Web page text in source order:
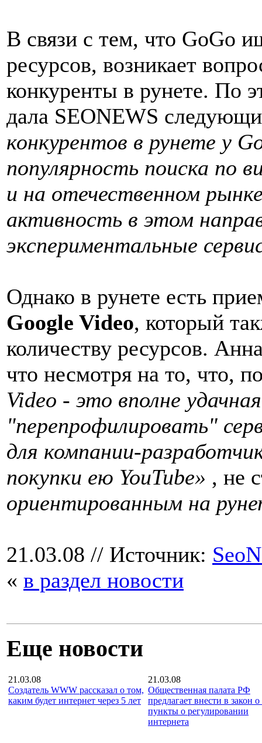
В связи с тем, что GoGo
ресурсов, возникает
конкуренты в рунете. По
дала SEONEWS
конкурентов в рунете у
популярность поиска по
и на отечественном
активность в этом
экспериментальные
Однако в рунете есть
Google Video, который
количеству ресурсов.
что несмотря на то, что,
Video - это вполне
"перепрофилировать"
для компании-
покупки ею YouTube» , не
ориентированным на
21.03.08 // Источник:
« в раздел новости
Еще новости
21.03.08
Создатель WWW рассказал о том,
каким будет интернет через 5 лет
21.03.08
Общественная палата РФ
предлагает внести в закон
пункты о регулировании
интернета